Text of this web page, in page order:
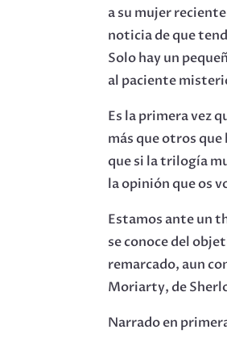
a su mujer
noticia de que
Solo hay un
al paciente
Es la primera vez
más que otros
que si la trilogía
la opinión que os
Estamos ante un
se conoce del
remarcado, aun
Moriarty, de
Narrado en